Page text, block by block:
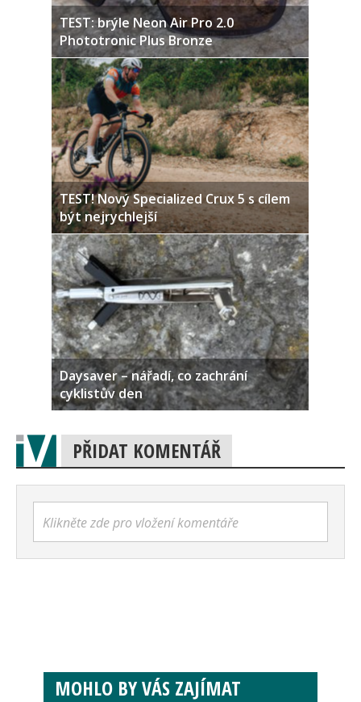
TEST: brýle Neon Air Pro 2.0
Phototronic Plus Bronze
TEST! Nový Specialized Crux 5 s cílem
být nejrychlejší
Daysaver – nářadí, co zachrání
cyklistův den
PŘIDAT KOMENTÁŘ
Klikněte zde pro vložení komentáře
MOHLO BY VÁS ZAJÍMAT